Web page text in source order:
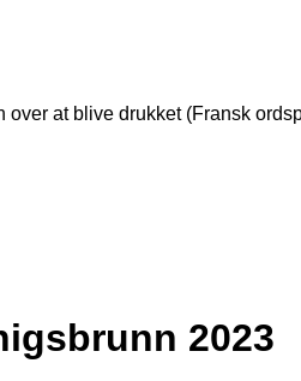
at blive drukket (Fransk
2023